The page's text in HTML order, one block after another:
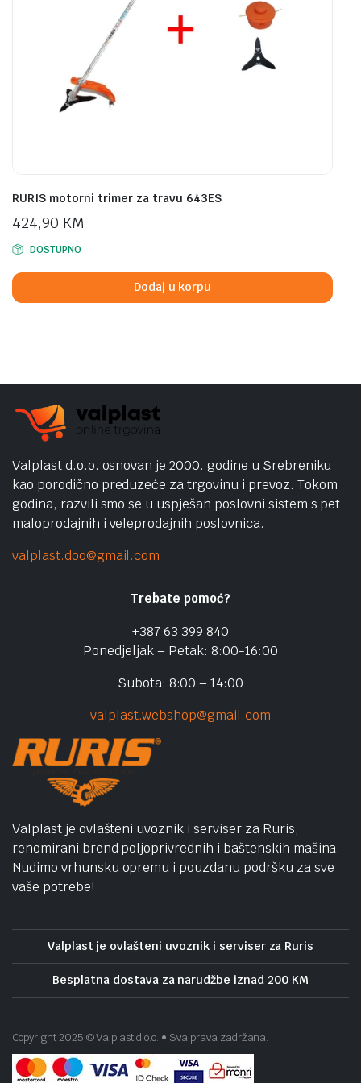
RURIS motorni trimer za travu 643ES
424,90 KM
DOSTUPNO
Dodaj u korpu
Valplast d.o.o. osnovan je 2000. godine u Srebreniku
kao porodično preduzeće za trgovinu i prevoz. Tokom
godina, razvili smo se u uspješan poslovni sistem s pet
maloprodajnih i veleprodajnih poslovnica.
valplast.doo@gmail.com
Trebate pomoć?
+387 63 399 840
Ponedjeljak – Petak: 8:00-16:00
Subota: 8:00 – 14:00
valplast.webshop@gmail.com
Valplast je ovlašteni uvoznik i serviser za Ruris,
renomirani brend poljoprivrednih i baštenskih mašina.
Nudimo vrhunsku opremu i pouzdanu podršku za sve
vaše potrebe!
Valplast je ovlašteni uvoznik i serviser za Ruris
Besplatna dostava za narudžbe iznad 200 KM
Copyright 2025 © Valplast d.o.o. • Sva prava zadržana.